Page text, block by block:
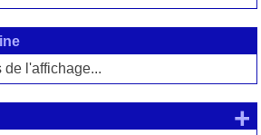
de l'affichage...
+